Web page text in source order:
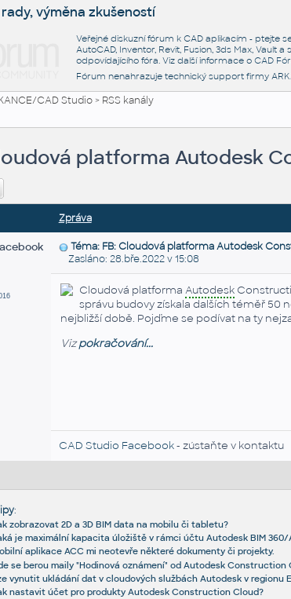
výměna zkušeností
Veřejné diskuzní fórum k CAD aplikacím - ptejte
AutoCAD, Inventor, Revit, Fusion, 3ds Max,
odpovídajícího fóra. Viz další informace o CAD
Fórum nenahrazuje technický support firmy
CAD Studio> RSS kanály
platforma Autodesk
Zpráva
Téma: FB: Cloudová platforma Autodesk
Zasláno: 28.bře.2022 v 15:08
Cloudová platforma Autodesk
správu budovy získala dalších téměř 50
nejbližší době. Pojďme se podívat na ty
Vizpokračování...
CAD Studio Facebook- zústaňte v kontaktu
:
zobrazovat 2D a 3D BIM data na mobilu či tabletu?
je maximální kapacita úložiště v rámci účtu Autodesk BIM 360/
aplikace ACC mi neotevře některé dokumenty či projekty.
se berou maily "Hodinová oznámení" od Autodesk Construction
vynutit ukládání dat v cloudových službách Autodesk v regionu
nastavit účet pro produkty Autodesk Construction Cloud?